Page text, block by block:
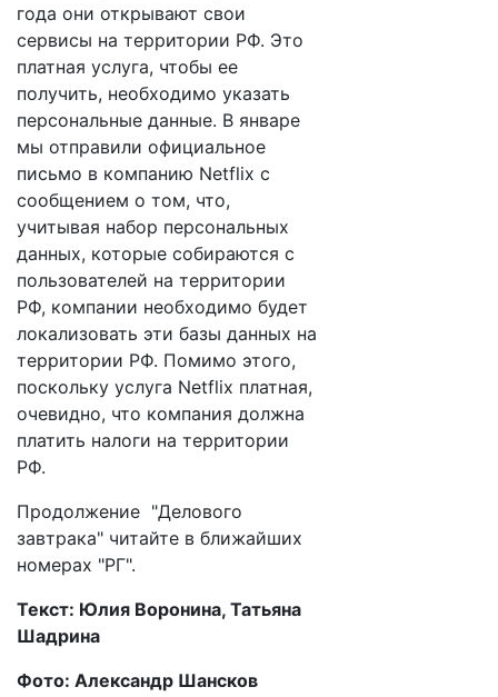
года они открывают свои
сервисы на территории РФ. Это
платная услуга, чтобы ее
получить, необходимо указать
персональные данные. В январе
мы отправили официальное
письмо в компанию Netflix с
сообщением о том, что,
учитывая набор персональных
данных, которые собираются с
пользователей на территории
РФ, компании необходимо будет
локализовать эти базы данных на
территории РФ. Помимо этого,
поскольку услуга Netflix платная,
очевидно, что компания должна
платить налоги на территории
РФ.
Продолжение "Делового
завтрака" читайте в ближайших
номерах "РГ".
Текст: Юлия Воронина, Татьяна
Шадрина
Фото: Александр Шансков